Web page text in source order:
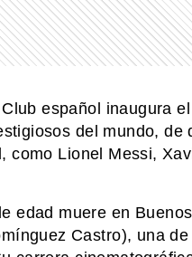
español inaugura
del mundo, de
como Lionel Messi,
edad muere en
Castro), una